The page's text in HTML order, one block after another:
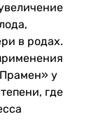
в родах.
у
где